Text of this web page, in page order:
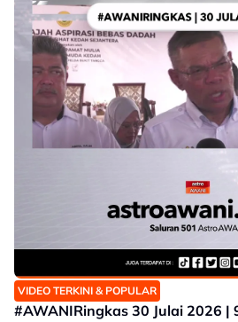
VIDEO TERKINI & POPULAR
#AWANIRingkas 30 Julai 2026 |